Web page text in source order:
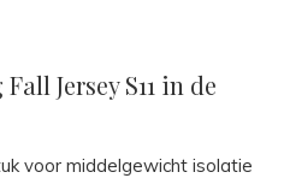
Jersey S11 in de
voor middelgewicht isolatie